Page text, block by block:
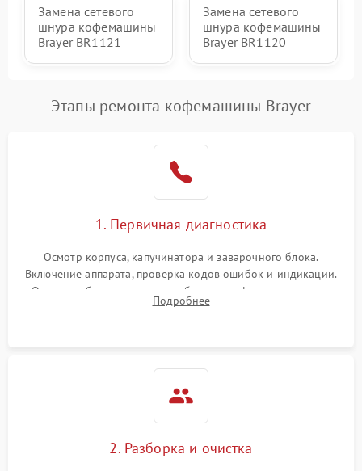
Замена сетевого
шнура кофемашины
Brayer BR1121
Замена сетевого
шнура кофемашины
Brayer BR1120
Этапы ремонта кофемашины Brayer
1. Первичная диагностика
Осмотр корпуса, капучинатора и заварочного блока.
Включение аппарата, проверка кодов ошибок и индикации.
Оценка работы помпы, термоблока и кофемолки на слух.
Измерение температуры и давления воды для выявления
Подробнее
2. Разборка и очистка